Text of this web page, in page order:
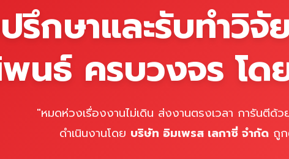
รึกษาและรับทำวิ
นธ์ ครบวงจร โด
"หมดห่วงเรื่องงานไม่เดิน ส่งงานตรงเวลา การันตีด้
ดำเนินงานโดย บริษัท อิมเพรส เลกาซี่ จำกัดถูก